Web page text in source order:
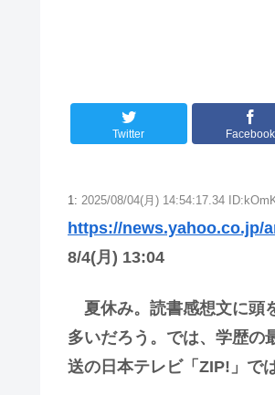
Twitter Facebook
1: 2025/08/04(月) 14:54:17.34
https://news.yahoo.co.jp/
8/4(月) 13:04
夏休み。読書感想文に頭
多いだろう。では、学歴の
送の日本テレビ「ZIP!」で